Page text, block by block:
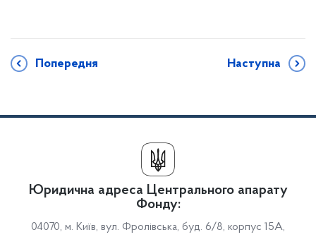
Попередня Наступна
Юридична адреса Центрального апарату
Фонду:
04070, м. Київ, вул. Фролівська, буд. 6/8, корпус 15А,